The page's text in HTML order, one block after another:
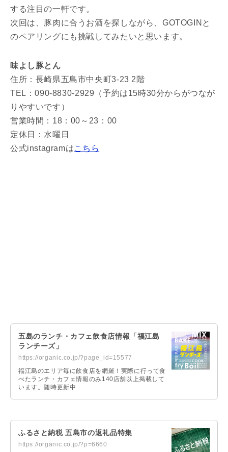
する注目の一軒です。
次回は、豚肉に合うお酒を探しながら、GOTOGINと
のペアリングにも挑戦してみたいと思います。
味よし豚とん
住所：長崎県五島市中央町3-23 2階
TEL：090-8830-2929（予約は15時30分からがつなが
りやすいです）
営業時間：18：00～23：00
定休日：水曜日
公式instagramはこちら
五島のランチ・カフェ飲食店情報「福江島
ランチーズ」
https://organic.co.jp/?page_id=15577
福江島のエリア毎に飲食店を網羅！実際に行って食
べたランチ・カフェ情報のみ140店舗以上掲載して
います。随時更新中
ふるさと納税 五島市の返礼品特集
https://organic.co.jp/?p=6660